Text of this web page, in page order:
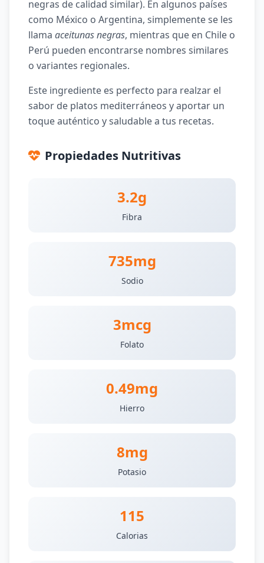
negras de calidad similar). En algunos países
como México o Argentina, simplemente se les
llama aceitunas negras, mientras que en Chile o
Perú pueden encontrarse nombres similares
o variantes regionales.
Este ingrediente es perfecto para realzar el
sabor de platos mediterráneos y aportar un
toque auténtico y saludable a tus recetas.
Propiedades Nutritivas
3.2g
Fibra
735mg
Sodio
3mcg
Folato
0.49mg
Hierro
8mg
Potasio
115
Calorias